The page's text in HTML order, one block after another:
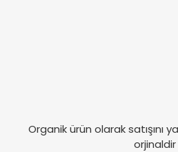
Organik ürün olarak satışını
orjinaldir